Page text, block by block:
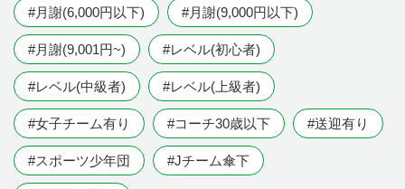
#月謝(6,000円以下) #月謝(9,000円以下)
#月謝(9,001円~) #レベル(初心者)
#レベル(中級者) #レベル(上級者)
#女子チーム有り #コーチ30歳以下 #送迎有り
#スポーツ少年団 #Jチーム傘下